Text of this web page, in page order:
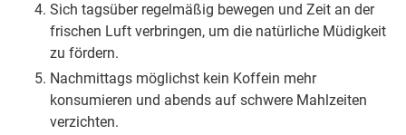
Sich tagsüber regelmäßig bewegen und Zeit an der
frischen Luft verbringen, um die natürliche Müdigkeit
zu fördern.
Nachmittags möglichst kein Koffein mehr
konsumieren und abends auf schwere Mahlzeiten
verzichten.